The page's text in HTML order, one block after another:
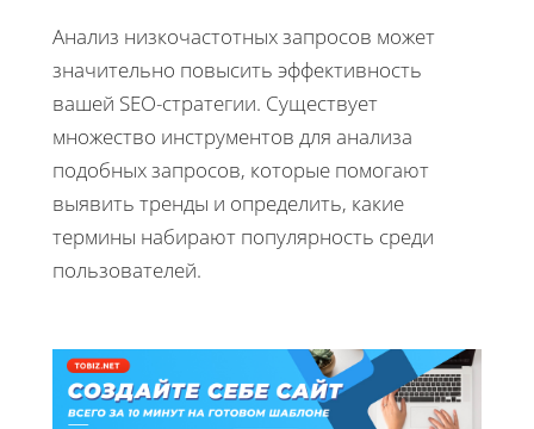
Анализ низкочастотных запросов может
значительно повысить эффективность
вашей SEO-стратегии. Существует
множество инструментов для анализа
подобных запросов, которые помогают
выявить тренды и определить, какие
термины набирают популярность среди
пользователей.